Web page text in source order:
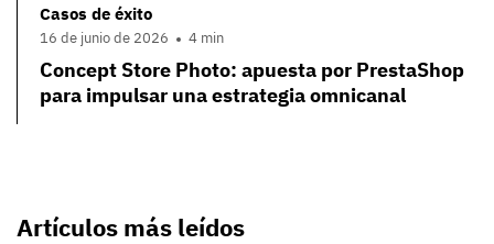
Casos de éxito
16 de junio de 2026 4 min
Concept Store Photo: apuesta por PrestaShop
para impulsar una estrategia omnicanal
Artículos más leídos